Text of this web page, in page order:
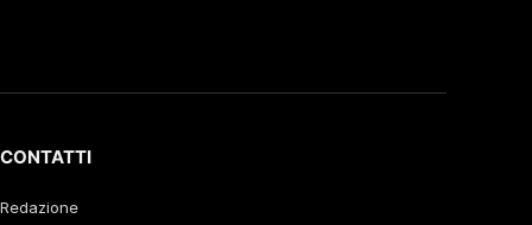
CONTATTI
Redazione